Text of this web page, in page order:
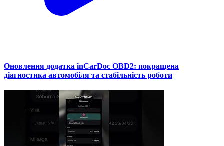
Оновлення додатка inCarDoc OBD2: покращена
діагностика автомобіля та стабільність роботи